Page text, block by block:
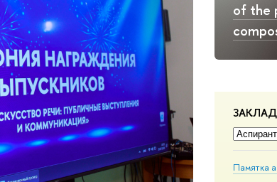
of the
Памятка